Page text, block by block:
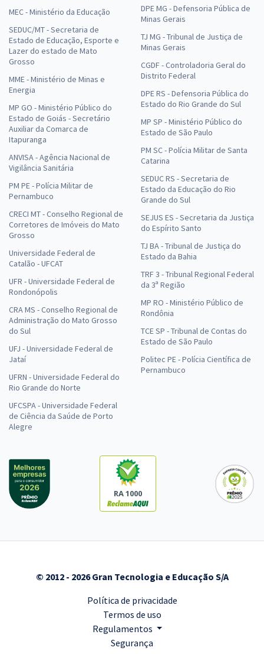
MEC - Ministério da Educação
SEDUC/MT - Secretaria de
Estado de Educação, Esporte e
Lazer do estado de Mato
Grosso
MME - Ministério de Minas e
Energia
MP GO - Ministério Público do
Estado de Goiás - Secretário
Auxiliar da Comarca de
Itapuranga
ANVISA - Agência Nacional de
Vigilância Sanitária
PM PE - Polícia Militar de
Pernambuco
CRECI MT - Conselho Regional de
Corretores de Imóveis do Mato
Grosso
Universidade Federal de
Catalão - UFCAT
UFR - Universidade Federal de
Rondonópolis
CRA MS - Conselho Regional de
Administração do Mato Grosso
do Sul
UFJ - Universidade Federal de
Jataí
UFRN - Universidade Federal do
Rio Grande do Norte
UFCSPA - Universidade Federal
de Ciência da Saúde de Porto
Alegre
DPE MG - Defensoria Pública de
Minas Gerais
TJ MG - Tribunal de Justiça de
Minas Gerais
CGDF - Controladoria Geral do
Distrito Federal
DPE RS - Defensoria Pública do
Estado do Rio Grande do Sul
MP SP - Ministério Público do
Estado de São Paulo
PM SC - Polícia Militar de Santa
Catarina
SEDUC RS - Secretaria de
Estado da Educação do Rio
Grande do Sul
SEJUS ES - Secretaria da Justiça
do Espírito Santo
TJ BA - Tribunal de Justiça do
Estado da Bahia
TRF 3 - Tribunal Regional Federal
da 3ª Região
MP RO - Ministério Público de
Rondônia
TCE SP - Tribunal de Contas do
Estado de São Paulo
Politec PE - Polícia Científica de
Pernambuco
RA 1000
© 2012 - 2026 Gran Tecnologia e Educação S/A
Política de privacidade
Termos de uso
Regulamentos
Segurança